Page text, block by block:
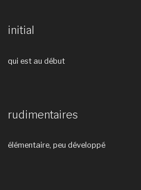
initial
qui est au début
rudimentaires
élémentaire, peu développé